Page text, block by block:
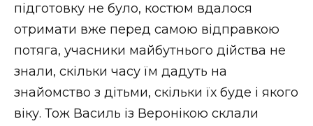
підготовку не було, костюм вдалося
отримати вже перед самою відправкою
потяга, учасники майбутнього дійства не
знали, скільки часу їм дадуть на
знайомство з дітьми, скільки їх буде і якого
віку. Тож Василь із Веронікою склали